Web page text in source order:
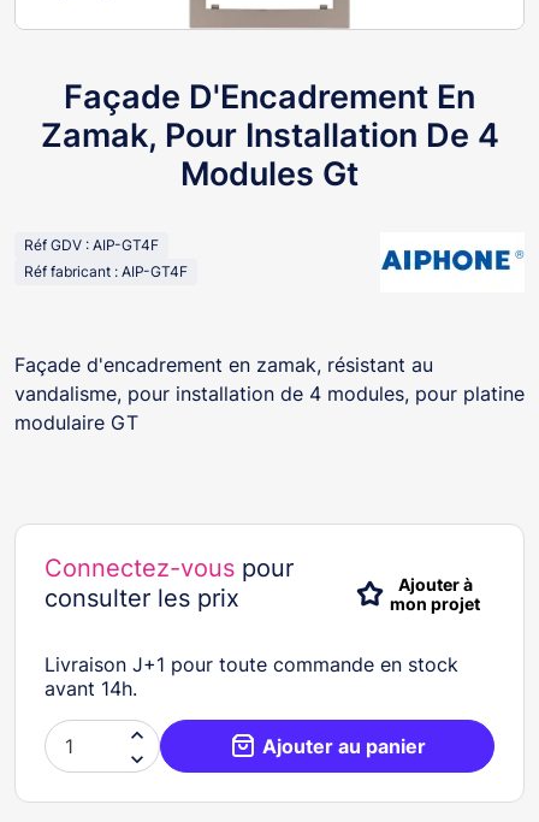
Façade D'Encadrement En
Zamak, Pour Installation De 4
Modules Gt
Réf GDV : AIP-GT4F
Réf fabricant : AIP-GT4F
Façade d'encadrement en zamak, résistant au
vandalisme, pour installation de 4 modules, pour platine
modulaire GT
Connectez-vous pour
consulter les prix
Ajouter à
mon projet
Livraison J+1 pour toute commande en stock
avant 14h.

 Ajouter au panier